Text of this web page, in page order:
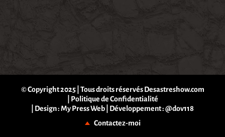
© Copyright 2025 | Tous droits réservés Desastreshow.com
Politique de Confidentialité
| Design :My Press Web | Développement :@dov118
Contactez-moi